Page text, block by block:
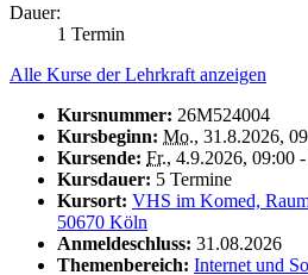
Dauer:
1 Termin
Alle Kurse der Lehrkraft anzeigen
Kursnummer: 26M524004
Kursbeginn: Mo., 31.8.2026,
Kursende: Fr., 4.9.2026, 09:00
Kursdauer: 5 Termine
Kursort: VHS im Komed,
50670 Köln
Anmeldeschluss: 31.08.2026
Themenbereich: Internet und